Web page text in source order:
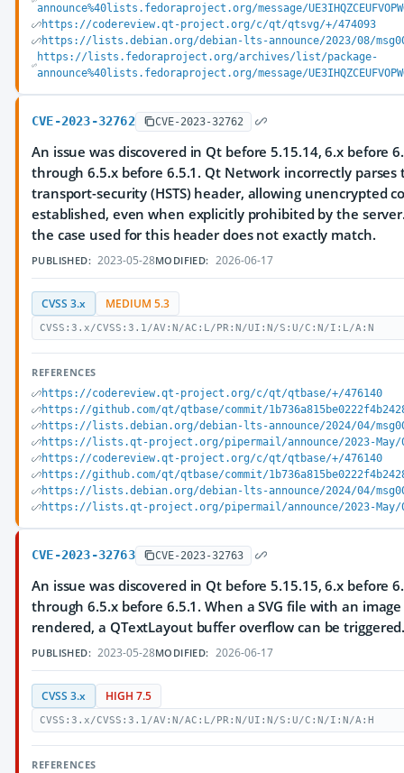
announce%40lists.fedoraproject.org/message/
https://codereview.qt-project.org/c/qt/qtsvg/+/474093
https://lists.debian.org/debian-lts-announce/2023/08/
https://lists.fedoraproject.org/archives/list/package-
announce%40lists.fedoraproject.org/message/
CVE-2023-32762 CVE-2023-32762
An issue was discovered in Qt before 5.15.14, 6.x before
through 6.5.x before 6.5.1. Qt Network incorrectly parses
transport-security (HSTS) header, allowing unencrypted
established, even when explicitly prohibited by the
the case used for this header does not exactly match.
PUBLISHED: 2023-05-28MODIFIED: 2026-06-17
CVSS 3.x MEDIUM 5.3
CVSS:3.x/CVSS:3.1/AV:N/AC:L/PR:N/UI:N/S:U/C:N/I:L/A:N
REFERENCES
https://codereview.qt-project.org/c/qt/qtbase/+/476140
https://github.com/qt/qtbase/commit/
https://lists.debian.org/debian-lts-announce/2024/04/
https://lists.qt-project.org/pipermail/announce/2023-May/
https://codereview.qt-project.org/c/qt/qtbase/+/476140
https://github.com/qt/qtbase/commit/
https://lists.debian.org/debian-lts-announce/2024/04/
https://lists.qt-project.org/pipermail/announce/2023-May/
CVE-2023-32763 CVE-2023-32763
An issue was discovered in Qt before 5.15.15, 6.x before
through 6.5.x before 6.5.1. When a SVG file with an
rendered, a QTextLayout buffer overflow can be
PUBLISHED: 2023-05-28MODIFIED: 2026-06-17
CVSS 3.x HIGH 7.5
CVSS:3.x/CVSS:3.1/AV:N/AC:L/PR:N/UI:N/S:U/C:N/I:N/A:H
REFERENCES